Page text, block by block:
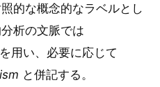
的な概念的なラベルとし
析の文脈では
を用い、必要に応じて
と併記する。